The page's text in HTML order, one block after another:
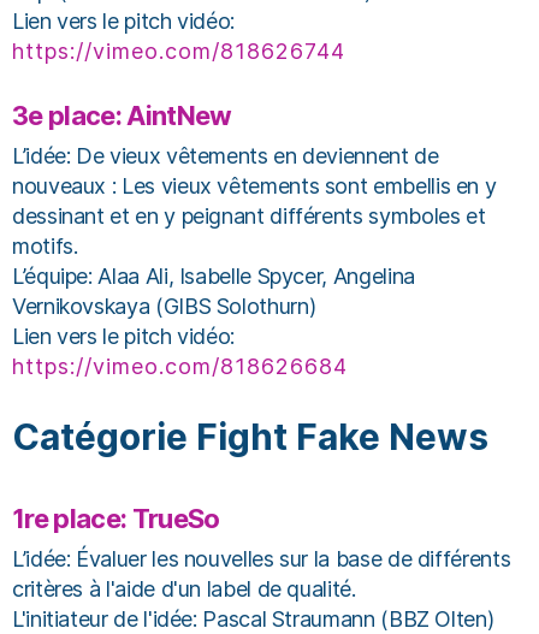
Lien vers le pitch vidéo:
https://vimeo.com/818626744
3e place: AintNew
L’idée: De vieux vêtements en deviennent de
nouveaux : Les vieux vêtements sont embellis en y
dessinant et en y peignant différents symboles et
motifs.
L’équipe: Alaa Ali, Isabelle Spycer, Angelina
Vernikovskaya (GIBS Solothurn)
Lien vers le pitch vidéo:
https://vimeo.com/818626684
Catégorie Fight Fake News
1re place: TrueSo
L’idée: Évaluer les nouvelles sur la base de différents
critères à l'aide d'un label de qualité.
L'initiateur de l'idée: Pascal Straumann (BBZ Olten)